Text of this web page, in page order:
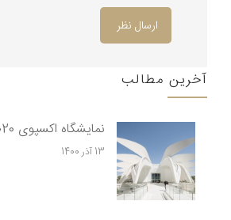
ارسال نظر
آخرین مطالب
نمایشگاه اکسپوی 2020 دبی
13 آذر 1400